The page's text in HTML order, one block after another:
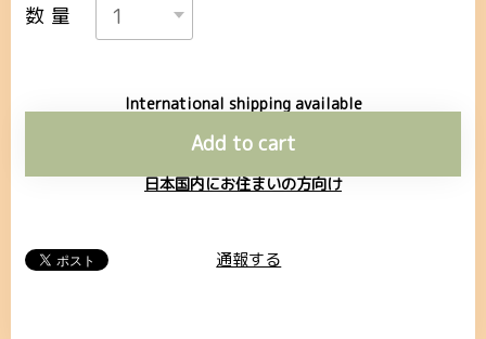
数量
International shipping available
Add to cart
日本国内にお住まいの方向け
通報する